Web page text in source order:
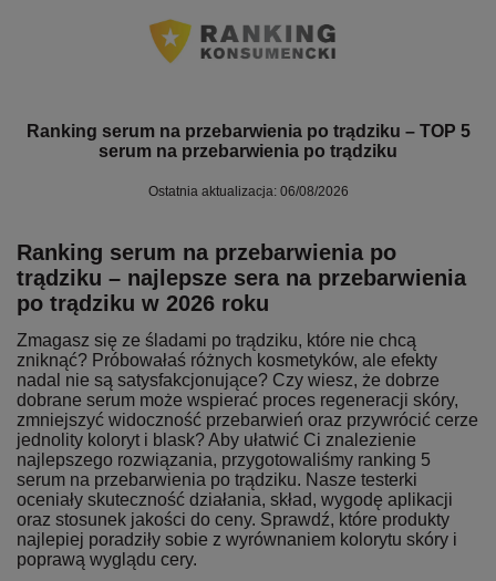
Ranking serum na przebarwienia po trądziku – TOP 5
serum na przebarwienia po trądziku
Ostatnia aktualizacja: 06/08/2026
Ranking serum na przebarwienia po
trądziku – najlepsze sera na przebarwienia
po trądziku w 2026 roku
Zmagasz się ze śladami po trądziku, które nie chcą
zniknąć? Próbowałaś różnych kosmetyków, ale efekty
nadal nie są satysfakcjonujące? Czy wiesz, że dobrze
dobrane serum może wspierać proces regeneracji skóry,
zmniejszyć widoczność przebarwień oraz przywrócić cerze
jednolity koloryt i blask? Aby ułatwić Ci znalezienie
najlepszego rozwiązania, przygotowaliśmy ranking 5
serum na przebarwienia po trądziku. Nasze testerki
oceniały skuteczność działania, skład, wygodę aplikacji
oraz stosunek jakości do ceny. Sprawdź, które produkty
najlepiej poradziły sobie z wyrównaniem kolorytu skóry i
poprawą wyglądu cery.